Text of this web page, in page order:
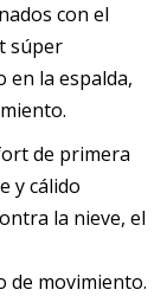
con el
súper
en la espalda,
de primera
y cálido
la nieve, el
de movimiento.